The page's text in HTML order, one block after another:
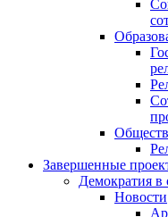
Завершенные
Демократия в
Новости